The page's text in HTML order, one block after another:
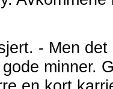
- Men
minner.